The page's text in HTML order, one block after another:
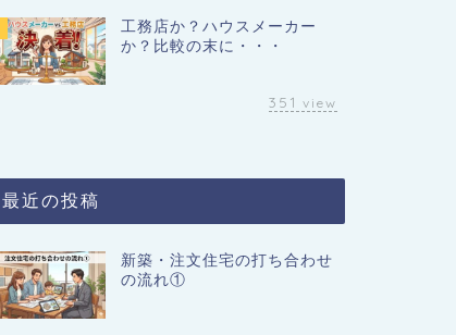
工務店か？ハウスメーカー
か？比較の末に・・・
351 view
最近の投稿
新築・注文住宅の打ち合わせ
の流れ①